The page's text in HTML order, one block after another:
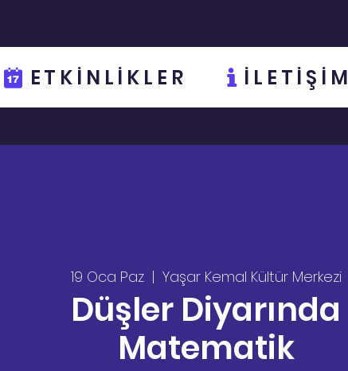
ETKİNLİKLER İLETİŞİM
19 Oca Paz
  |
Yaşar Kemal Kültür Merkezi
Düşler Diyarında
Matematik